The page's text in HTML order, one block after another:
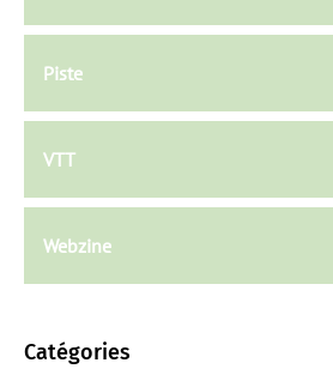
Piste
VTT
Webzine
Catégories